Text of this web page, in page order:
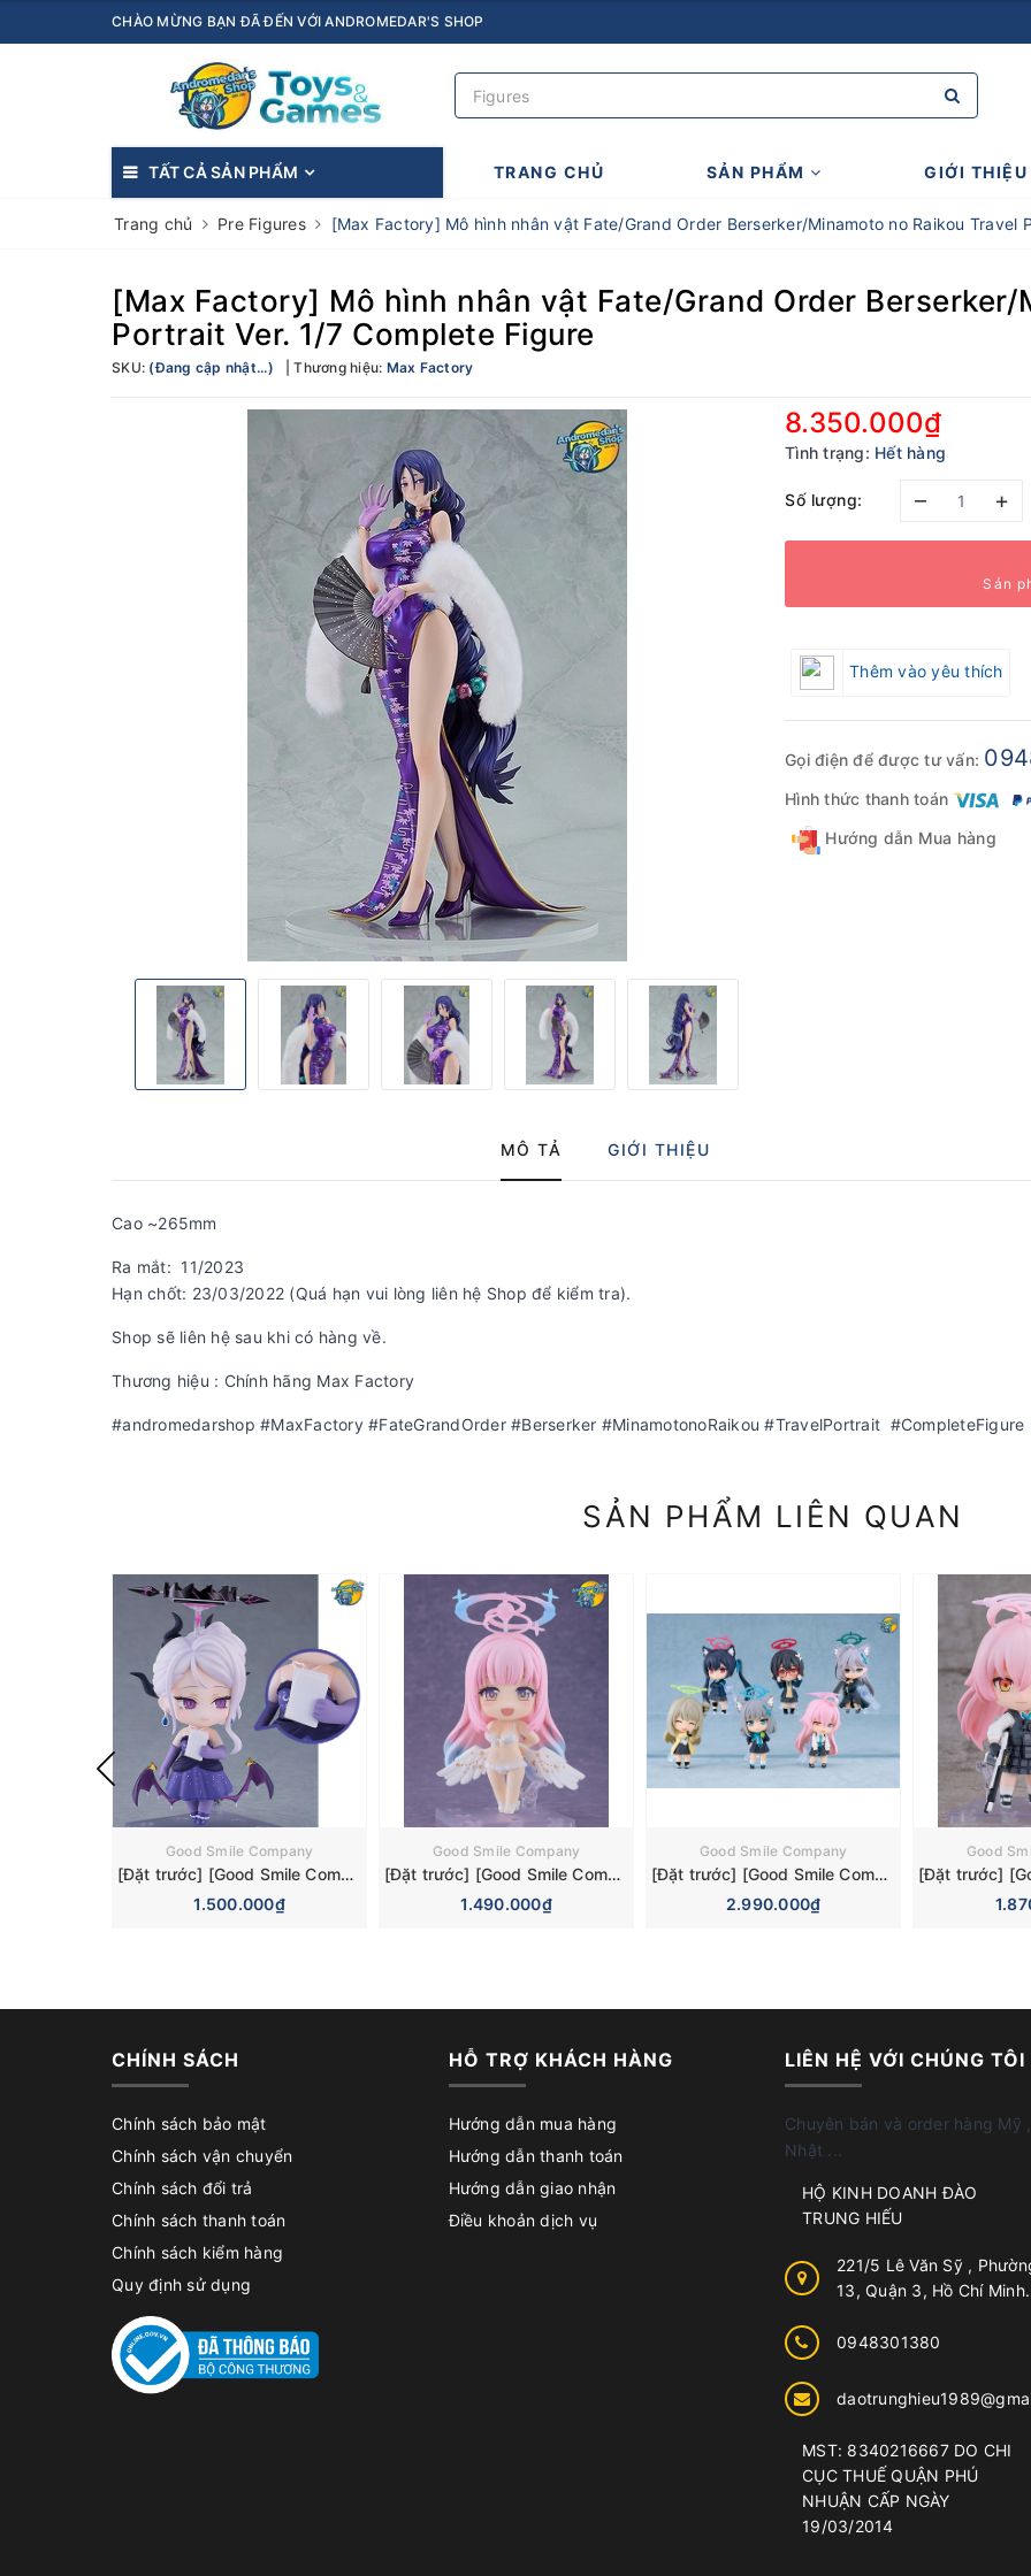
CHÀO MỪNG BẠN ĐÃ ĐẾN VỚI ANDROMEDAR'S SHOP
TẤT CẢ SẢN PHẨM TRANG CHỦ SẢN PHẨM GIỚI THIỆU
Trang chủ Pre Figures [Max Factory] Mô hình nhân vật Fate/Grand Order Berserker/Minamoto no Raikou Travel
[Max Factory] Mô hình nhân vật Fate/Grand Order Berserker/
Portrait Ver. 1/7 Complete Figure
SKU: (Đang cập nhật...) Thương hiệu: Max Factory
8.350.000₫
Tình trạng: Hết hàng
Số lượng: – +
Sản
Thêm vào yêu thích
Gọi điện để được tư vấn:
Hình thức thanh toán
Hướng dẫn Mua hàng
MÔ TẢ GIỚI THIỆU
Cao ~265mm
Ra mắt: 11/2023
Hạn chốt: 23/03/2022 (Quá hạn vui lòng liên hệ Shop để kiểm tra).
Shop sẽ liên hệ sau khi có hàng về.
Thương hiệu : Chính hãng Max Factory
#andromedarshop #MaxFactory #FateGrandOrder #Berserker #MinamotonoRaikou #TravelPortrait #CompleteFigure
SẢN PHẨM LIÊN QUAN
Good Smile Company
[Đặt trước] [Good Smile Company] Mô hình nhân vật Blue Archive Nendoroid 3110 Hina Sorasaki Dress Basic Figure (+Bonus)
1.500.000₫
Good Smile Company
[Đặt trước] [Good Smile Company] Mô hình nhân vật Blue Archive Nendoroid 3084 Mika Misono Swimsuit Basic Figure (Bonus)
1.490.000₫
Good Smile Company
[Đặt trước] [Good Smile Company] Mô hình nhân vật Blue Archive Nendoroid Surprise 6 Pieces Box Figure
2.990.000₫
Good
CHÍNH SÁCH
Chính sách bảo mật
Chính sách vận chuyển
Chính sách đổi trả
Chính sách thanh toán
Chính sách kiểm hàng
Quy định sử dụng
HỖ TRỢ KHÁCH HÀNG
Hướng dẫn mua hàng
Hướng dẫn thanh toán
Hướng dẫn giao nhận
Điều khoản dịch vụ
LIÊN HỆ VỚI CHÚNG TÔI
Chuyên bán và order hàng Mỹ
Nhật ...
HỘ KINH DOANH ĐÀO
TRUNG HIẾU
221/5 Lê Văn Sỹ ,
13, Quận 3, Hồ Chí Minh.
0948301380
MST: 8340216667 DO CHI
CỤC THUẾ QUẬN PHÚ
NHUẬN CẤP NGÀY
19/03/2014